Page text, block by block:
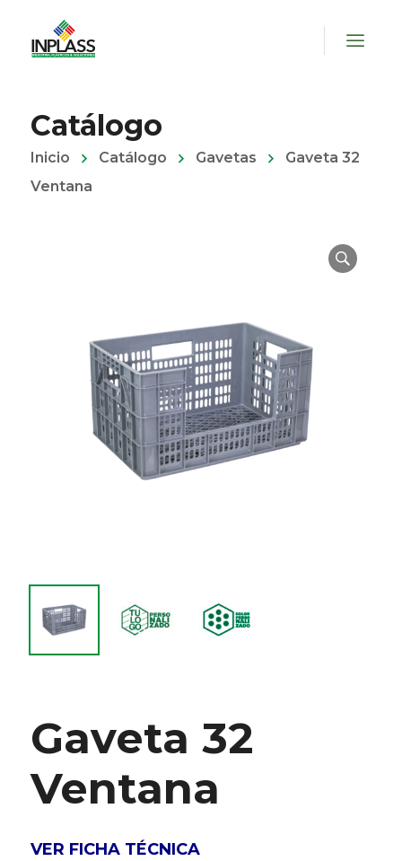
Catálogo
Inicio Catálogo Gavetas
Gaveta 32
Ventana
Gaveta 32
Ventana
VER FICHA TÉCNICA